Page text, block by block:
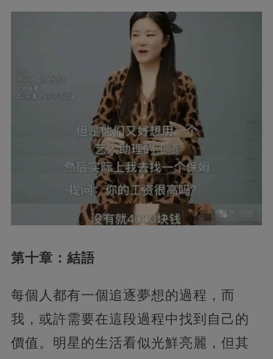
第十章：結語
每個人都有一個追逐夢想的過程，而
我，或許需要在這段過程中找到自己的
價值。明星的生活看似光鮮亮麗，但其